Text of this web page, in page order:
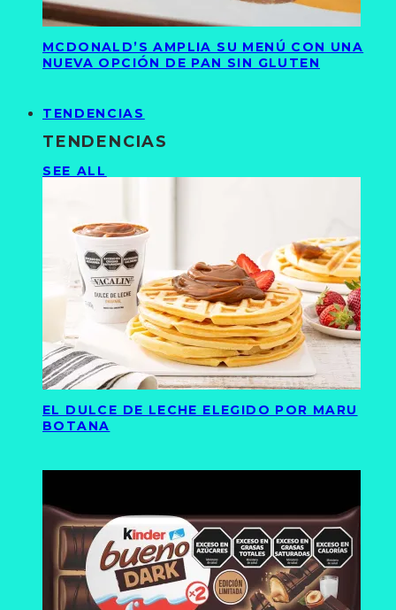
MCDONALD’S AMPLIA SU MENÚ CON UNA
NUEVA OPCIÓN DE PAN SIN GLUTEN
TENDENCIAS
TENDENCIAS
SEE ALL
EL DULCE DE LECHE ELEGIDO POR MARU
BOTANA